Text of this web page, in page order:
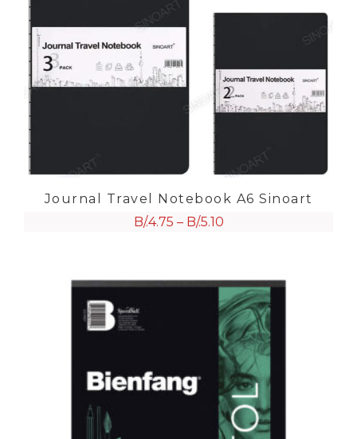
Journal Travel Notebook A6 Sinoart
B/.4.75 – B/.5.10